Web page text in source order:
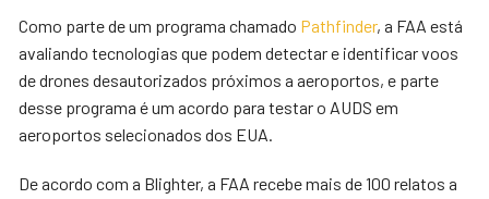
Como parte de um programa chamado Pathfinder, a FAA está
avaliando tecnologias que podem detectar e identificar voos
de drones desautorizados próximos a aeroportos, e parte
desse programa é um acordo para testar o AUDS em
aeroportos selecionados dos EUA.
De acordo com a Blighter, a FAA recebe mais de 100 relatos a